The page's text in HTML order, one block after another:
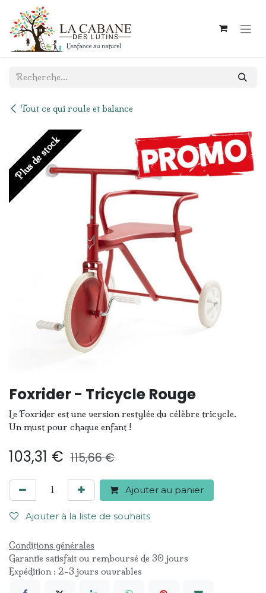
Se rendre au contenu
Tout ce qui roule et balance
Plus de stock
Foxrider - Tricycle Rouge
Le Foxrider est une version restylée du célèbre tricycle.
Un must pour chaque enfant !
103,31 € 115,66€
Ajouter au panier
Ajouter à la liste de souhaits
Conditions générales
Garantie satisfait ou remboursé de 30 jours
Expédition : 2-3 jours ouvrables